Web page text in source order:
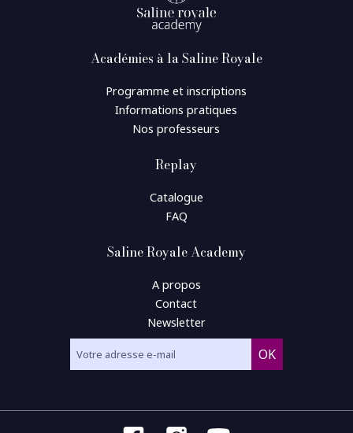
Académies à la Saline Royale
Programme et inscriptions
Informations pratiques
Nos professeurs
Replay
Catalogue
FAQ
Saline Royale Academy
A propos
Contact
Newsletter